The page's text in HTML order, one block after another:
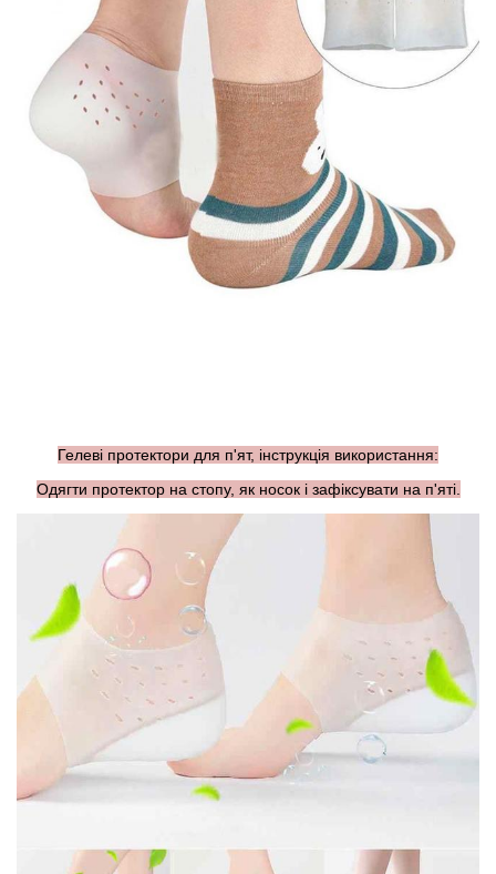
Гелеві протектори для п'ят, інструкція використання:
Одягти протектор на стопу, як носок і зафіксувати на п'яті.